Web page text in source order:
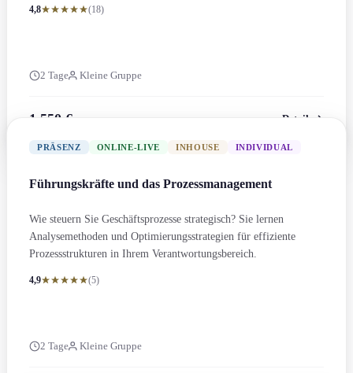
4,8 (18)
2 Tage Kleine Gruppe
1.550 € Details
PRÄSENZ ONLINE-LIVE INHOUSE INDIVIDUAL
Führungs­kräfte und das Prozess­management
Wie steuern Sie Geschäftsprozesse strategisch? Sie lernen
Analyse­methoden und Optimierungs­strategien für effiziente
Prozessstrukturen in Ihrem Verantwortungs­bereich.
4,9 (5)
2 Tage Kleine Gruppe